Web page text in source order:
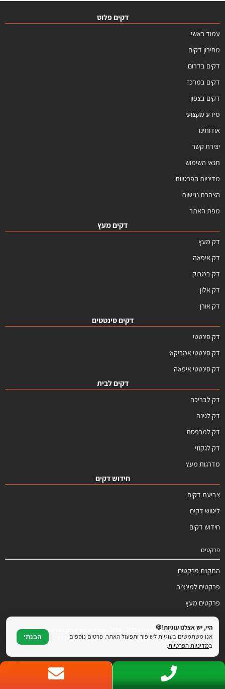
דקים פלוס
עמוד ראשי
מחירון דקים
דקים בדרום
דקים במרכז
דקים בצפון
מידע מקצועי
אודותינו
יצירת קשר
תנאי השימוש
מדיניות הפרטיות
הצהרת נגישות
מפת האתר
דקים מעץ
דק מעץ
דק איפאה
דק במבוק
דק אלון
דק אורן
דקים סינטטים
דק סינטטי
דק סינטטי אמריקאי
דק סינטטי איפאה
דקים לבית
דק לבריכה
דק לגינה
דק למרפסת
דק לגקוזי
מדרגות מעץ
חידוש דקים
צביעת דקים
ליטוש דקים
חידוש דקים
פרקטים
התקנת פרקטים
פרקטים למינציה
פרקטים מעץ
© כל הזכויות שמורות לדקים פלוס 2021 - 2026 | משרדים: צור יצחק, נחל איילון 20 | דוא"ל:
dekdek.co.il@gmail.com | טלפון: 077-9995116
היי, יש אצלנו עוגיות!🍪
אנו משתמשים בעוגיות לשיפור ותפעול האתר. פרטים נוספים
במדיניות הפרטיות.
הבנתי